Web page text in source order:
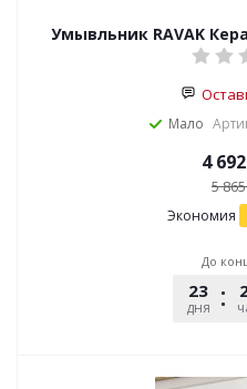
Умывльник RAVAK
Мало
4 692
5 865
Экономия
До
23
дня